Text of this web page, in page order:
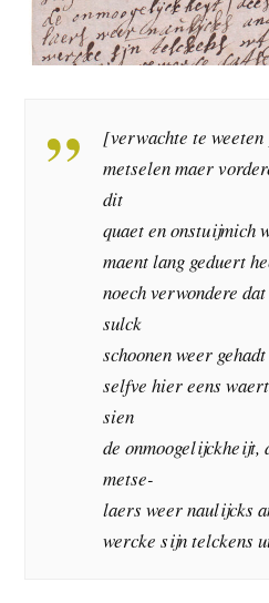
[verwachte te
metselen maer
dit
quaet en onstuijmich
maent lang geduert
noech verwondere
sulck
schoonen weer
selfve hier eens
sien
de onmoogelijckheijt,
metse-
laers weer naulijcks
wercke sijn telckens